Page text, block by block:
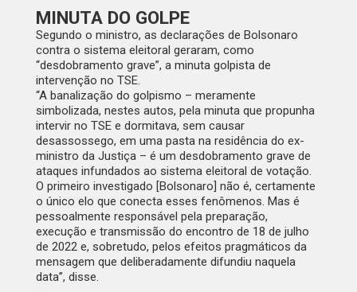
MINUTA DO GOLPE
Segundo o ministro, as declarações de Bolsonaro
contra o sistema eleitoral geraram, como
“desdobramento grave”, a minuta golpista de
intervenção no TSE.
“A banalização do golpismo – meramente
simbolizada, nestes autos, pela minuta que propunha
intervir no TSE e dormitava, sem causar
desassossego, em uma pasta na residência do ex-
ministro da Justiça – é um desdobramento grave de
ataques infundados ao sistema eleitoral de votação.
O primeiro investigado [Bolsonaro] não é, certamente
o único elo que conecta esses fenômenos. Mas é
pessoalmente responsável pela preparação,
execução e transmissão do encontro de 18 de julho
de 2022 e, sobretudo, pelos efeitos pragmáticos da
mensagem que deliberadamente difundiu naquela
data”, disse.